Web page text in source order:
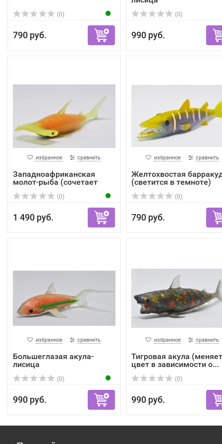
(0)
790 руб.
(0)
990 руб.
избранное сравнить
Западноафриканская
молот-рыба (сочетает
(0)
1 490 руб.
избранное сравнить
Желтохвостая
(светится в темноте)
(0)
790 руб.
избранное сравнить
Большеглазая акула-
лисица
(0)
990 руб.
избранное сравнить
Тигровая акула (меняет
цвет в зависимости о...
(0)
990 руб.